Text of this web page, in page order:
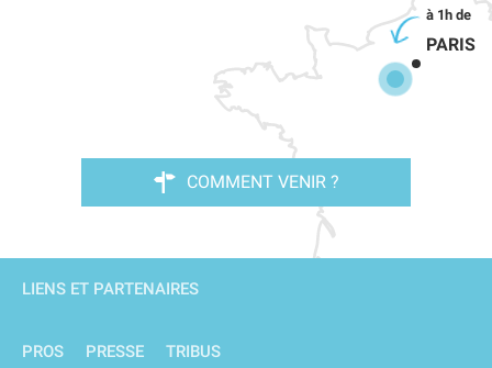
PARIS
COMMENT VENIR ?
LIENS ET PARTENAIRES
PROS PRESSE TRIBUS